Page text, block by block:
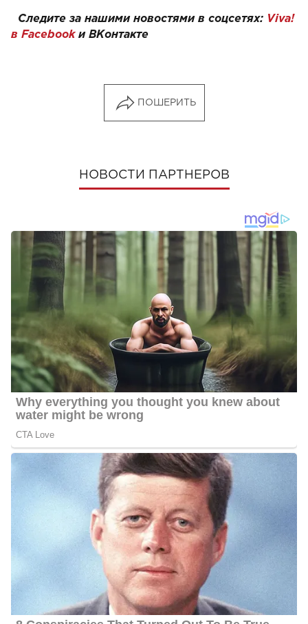
Следите за нашими новостями в соцсетях: Viva!
в Facebookи ВКонтакте
ПОШЕРИТЬ
НОВОСТИ ПАРТНЕРОВ